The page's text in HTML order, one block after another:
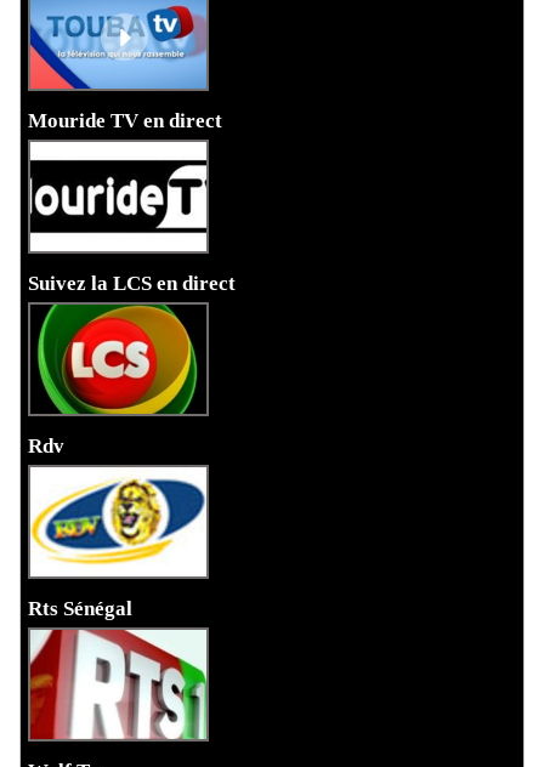
Mouride TV en direct
Suivez la LCS en direct
Rdv
Rts Sénégal